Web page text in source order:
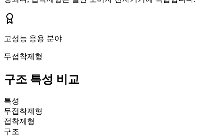
고성능 응용 분야
무접착제형
구조 특성 비교
특성
무접착제형
접착제형
구조